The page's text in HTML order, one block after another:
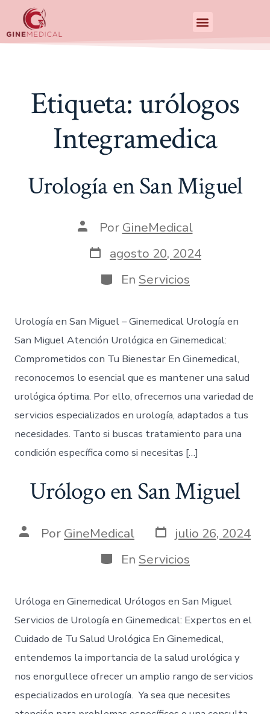
Etiqueta:urólogos
Integramedica
Urología en San Miguel
Por GineMedical
agosto 20, 2024
En Servicios
Urología en San Miguel – Ginemedical Urología en
San Miguel Atención Urológica en Ginemedical:
Comprometidos con Tu Bienestar En Ginemedical,
reconocemos lo esencial que es mantener una salud
urológica óptima. Por ello, ofrecemos una variedad de
servicios especializados en urología, adaptados a tus
necesidades. Tanto si buscas tratamiento para una
condición específica como si necesitas […]
Urólogo en San Miguel
Por GineMedical
julio 26, 2024
En Servicios
Uróloga en Ginemedical Urólogos en San Miguel
Servicios de Urología en Ginemedical: Expertos en el
Cuidado de Tu Salud Urológica En Ginemedical,
entendemos la importancia de la salud urológica y
nos enorgullece ofrecer un amplio rango de servicios
especializados en urología. Ya sea que necesites